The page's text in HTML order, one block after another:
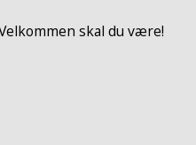
skal du være!